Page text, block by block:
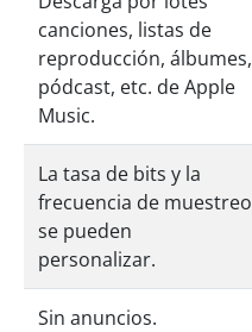
canciones, listas de
reproducción, álbumes,
pódcast, etc. de Apple
Music.
La tasa de bits y la
frecuencia de muestreo
se pueden
personalizar.
Sin anuncios.